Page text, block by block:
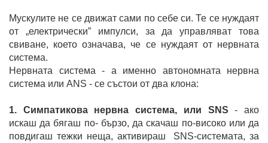
Мускулите не се движат сами по себе си. Те се нуждаят
от „електрически” импулси, за да управляват това
свиване, което означава, че се нуждаят от нервната
система.
Нервната система - а именно автономната нервна
система или ANS - се състои от два клона:
1. Симпатикова нервна система, или SNS - aко
искаш да бягаш по- бързо, да скачаш по-високо или да
повдигаш тежки неща, активираш SNS-системата, за